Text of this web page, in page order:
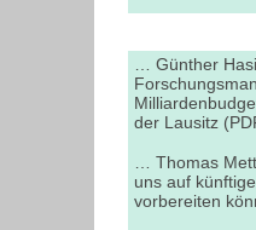
… Günther
der Lausitz
… Thomas
uns auf
vorbereiten